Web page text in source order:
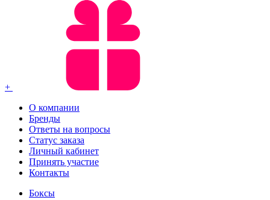
+
О компании
Бренды
Ответы на вопросы
Статус заказа
Личный кабинет
Принять участие
Контакты
Боксы